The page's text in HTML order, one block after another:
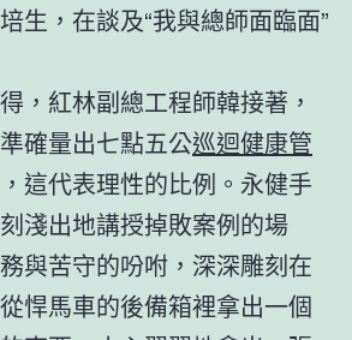
生，在談及“我與總師面臨面”
，紅林副總工程師韓接著，
確量出七點五公巡迴健康管
這代表理性的比例。永健手
淺出地講授掉敗案例的場
與苦守的吩咐，深深雕刻在
悍馬車的後備箱裡拿出一個